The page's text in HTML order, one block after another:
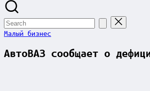
Search
for:
Posted
Малый бизнес
АвтоВАЗ сообщает о